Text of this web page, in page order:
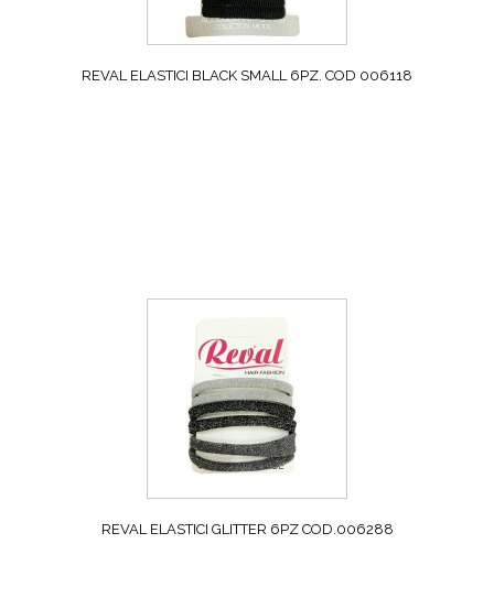
REVAL ELASTICI BLACK SMALL 6PZ. COD 006118
REVAL ELASTICI GLITTER 6PZ COD.006288